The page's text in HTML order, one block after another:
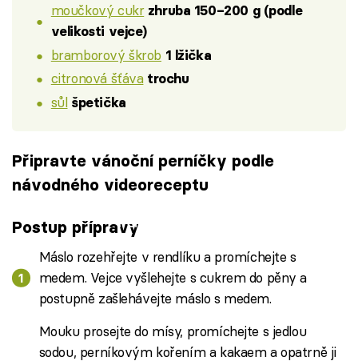
moučkový cukr zhruba 150–200 g (podle
velikosti vejce)
bramborový škrob 1 lžička
citronová šťáva trochu
sůl špetička
Připravte vánoční perníčky podle
návodného videoreceptu
Failed to fetch
Postup přípravy
Máslo rozehřejte v rendlíku a promíchejte s
medem. Vejce vyšlehejte s cukrem do pěny a
postupně zašlehávejte máslo s medem.
Mouku prosejte do mísy, promíchejte s jedlou
sodou, perníkovým kořením a kakaem a opatrně ji